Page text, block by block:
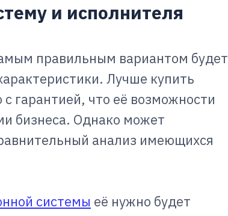
и исполнителя
правильным вариантом будет
Лучше купить
гарантией, что её возможности
бизнеса. Однако может
анализ имеющихся
системы её нужно будет